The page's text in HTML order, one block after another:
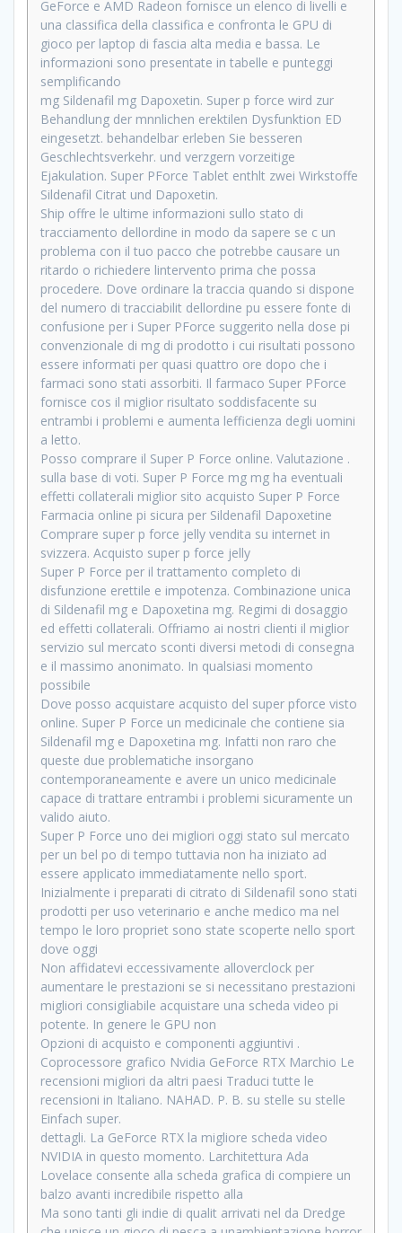
GeForce e AMD Radeon fornisce un elenco di livelli e
una classifica della classifica e confronta le GPU di
gioco per laptop di fascia alta media e bassa. Le
informazioni sono presentate in tabelle e punteggi
semplificando
mg Sildenafil mg Dapoxetin. Super p force wird zur
Behandlung der mnnlichen erektilen Dysfunktion ED
eingesetzt. behandelbar erleben Sie besseren
Geschlechtsverkehr. und verzgern vorzeitige
Ejakulation. Super PForce Tablet enthlt zwei Wirkstoffe
Sildenafil Citrat und Dapoxetin.
Ship offre le ultime informazioni sullo stato di
tracciamento dellordine in modo da sapere se c un
problema con il tuo pacco che potrebbe causare un
ritardo o richiedere lintervento prima che possa
procedere. Dove ordinare la traccia quando si dispone
del numero di tracciabilit dellordine pu essere fonte di
confusione per i Super PForce suggerito nella dose pi
convenzionale di mg di prodotto i cui risultati possono
essere informati per quasi quattro ore dopo che i
farmaci sono stati assorbiti. Il farmaco Super PForce
fornisce cos il miglior risultato soddisfacente su
entrambi i problemi e aumenta lefficienza degli uomini
a letto.
Posso comprare il Super P Force online. Valutazione .
sulla base di voti. Super P Force mg mg ha eventuali
effetti collaterali miglior sito acquisto Super P Force
Farmacia online pi sicura per Sildenafil Dapoxetine
Comprare super p force jelly vendita su internet in
svizzera. Acquisto super p force jelly
Super P Force per il trattamento completo di
disfunzione erettile e impotenza. Combinazione unica
di Sildenafil mg e Dapoxetina mg. Regimi di dosaggio
ed effetti collaterali. Offriamo ai nostri clienti il miglior
servizio sul mercato sconti diversi metodi di consegna
e il massimo anonimato. In qualsiasi momento
possibile
Dove posso acquistare acquisto del super pforce visto
online. Super P Force un medicinale che contiene sia
Sildenafil mg e Dapoxetina mg. Infatti non raro che
queste due problematiche insorgano
contemporaneamente e avere un unico medicinale
capace di trattare entrambi i problemi sicuramente un
valido aiuto.
Super P Force uno dei migliori oggi stato sul mercato
per un bel po di tempo tuttavia non ha iniziato ad
essere applicato immediatamente nello sport.
Inizialmente i preparati di citrato di Sildenafil sono stati
prodotti per uso veterinario e anche medico ma nel
tempo le loro propriet sono state scoperte nello sport
dove oggi
Non affidatevi eccessivamente alloverclock per
aumentare le prestazioni se si necessitano prestazioni
migliori consigliabile acquistare una scheda video pi
potente. In genere le GPU non
Opzioni di acquisto e componenti aggiuntivi .
Coprocessore grafico Nvidia GeForce RTX Marchio Le
recensioni migliori da altri paesi Traduci tutte le
recensioni in Italiano. NAHAD. P. B. su stelle su stelle
Einfach super.
dettagli. La GeForce RTX la migliore scheda video
NVIDIA in questo momento. Larchitettura Ada
Lovelace consente alla scheda grafica di compiere un
balzo avanti incredibile rispetto alla
Ma sono tanti gli indie di qualit arrivati nel da Dredge